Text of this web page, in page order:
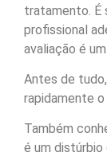
tratamento. É
profissional
avaliação é
Antes de
rapidamente
Também
é um distúrbio